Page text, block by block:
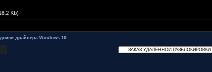
Kb)
драйвера Windows 10